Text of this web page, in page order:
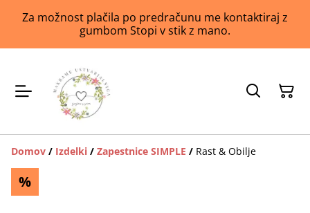
Za možnost plačila po predračunu me kontaktiraj z
gumbom Stopi v stik z mano.
Domov / Izdelki / Zapestnice SIMPLE / Rast & Obilje
%